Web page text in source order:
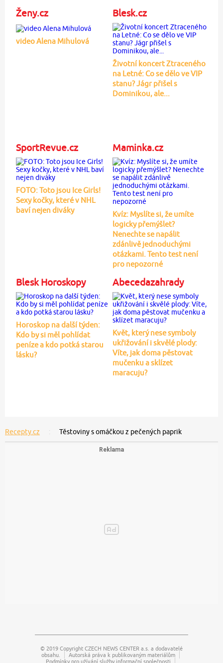
Ženy.cz
video Alena Mihulová
Blesk.cz
Životní koncert Ztraceného
na Letné: Co se dělo ve VIP
stanu? Jágr přišel s
Dominikou, ale...
SportRevue.cz
FOTO: Toto jsou Ice Girls!
Sexy kočky, které v NHL
baví nejen diváky
Maminka.cz
Kvíz: Myslíte si, že umíte
logicky přemýšlet?
Nenechte se napálit
zdánlivě jednoduchými
otázkami. Tento test není
pro nepozorné
Blesk Horoskopy
Horoskop na další týden:
Kdo by si měl pohlídat
peníze a kdo potká starou
lásku?
Abecedazahrady
Květ, který nese symboly
ukřižování i skvělé plody:
Víte, jak doma pěstovat
mučenku a sklízet
maracuju?
Recepty.cz Těstoviny s omáčkou z pečených paprik
© 2019 Copyright CZECH NEWS CENTER a.s. a dodavatelé
obsahu.
Autorská práva k publikovaným materiálům
Podmínky pro užívání služby informační společnosti